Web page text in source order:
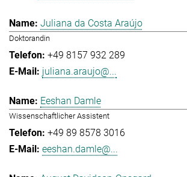
Juliana da Costa Araújo
Doktorandin
+49 8157 932 289
juliana.araujo@...
Eeshan Damle
Wissenschaftlicher Assistent
+49 89 8578 3016
eeshan.damle@...